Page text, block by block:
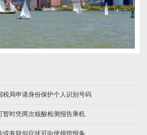
税局申请身份保护个人识别号码
暂时凭两次核酸检测报告乘机
或有疑似症状可向使领馆报备